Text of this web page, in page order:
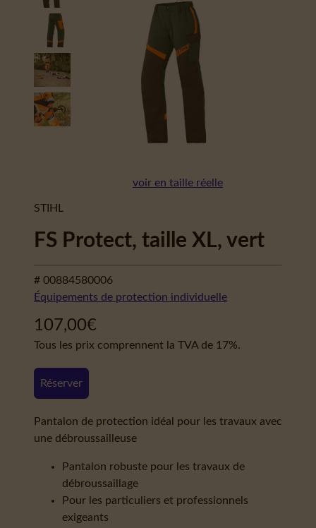
voir en taille réelle
STIHL
FS Protect, taille XL, vert
# 00884580006
Équipements de protection individuelle
107,00€
Tous les prix comprennent la TVA de 17%.
Réserver
Pantalon de protection idéal pour les travaux avec
une débroussailleuse
Pantalon robuste pour les travaux de
débroussaillage
Pour les particuliers et professionnels
exigeants